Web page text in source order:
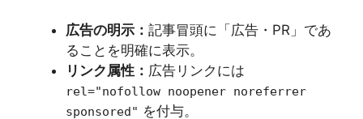
広告の明示： 記事冒頭に「広告・PR」であ
ることを明確に表示。
リンク属性： 広告リンクには
rel="nofollow noopener noreferrer
sponsored" を付与。